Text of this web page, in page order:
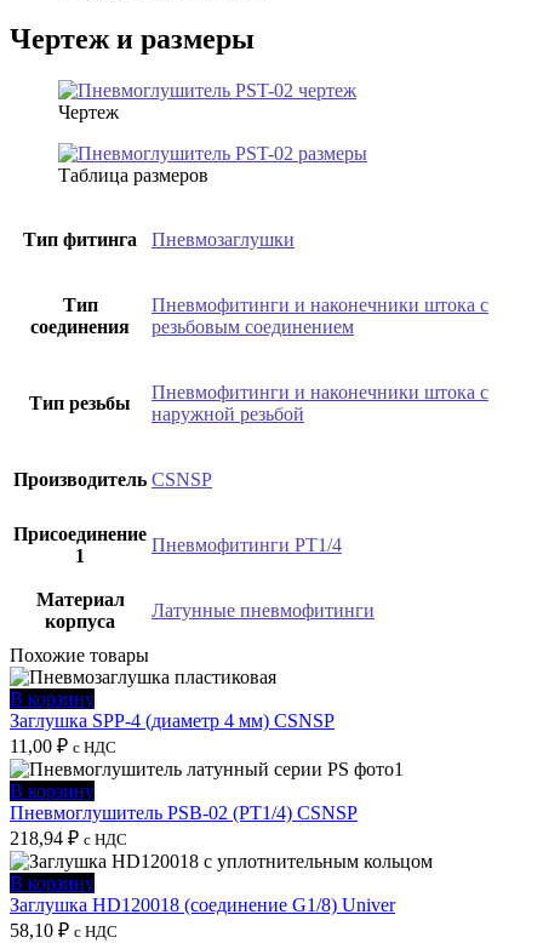
Чертеж и размеры
Чертеж
Таблица размеров
Тип фитинга Пневмозаглушки
Тип
соединения
Пневмофитинги и наконечники штока с
резьбовым соединением
Тип резьбы
Пневмофитинги и наконечники штока с
наружной резьбой
Производитель CSNSP
Присоединение
1
Пневмофитинги PT1/4
Материал
корпуса
Латунные пневмофитинги
Похожие товары
В корзину
Заглушка SPP-4 (диаметр 4 мм) CSNSP
11,00 ₽ с НДС
В корзину
Пневмоглушитель PSB-02 (PT1/4) CSNSP
218,94 ₽ с НДС
В корзину
Заглушка HD120018 (соединение G1/8) Univer
58,10 ₽ с НДС